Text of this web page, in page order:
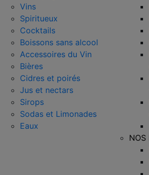
Vins
Spiritueux
Cocktails
Boissons sans alcool
Accessoires du Vin
Bières
Cidres et poirés
Jus et nectars
Sirops
Sodas et Limonades
Eaux
NOS